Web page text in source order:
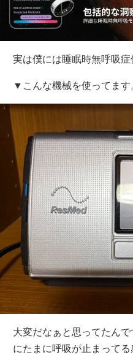
実は僕には睡眠時無呼吸症
▼こんな機械を使ってます
大変だなぁと思ってたん
にたまに呼吸が止まって